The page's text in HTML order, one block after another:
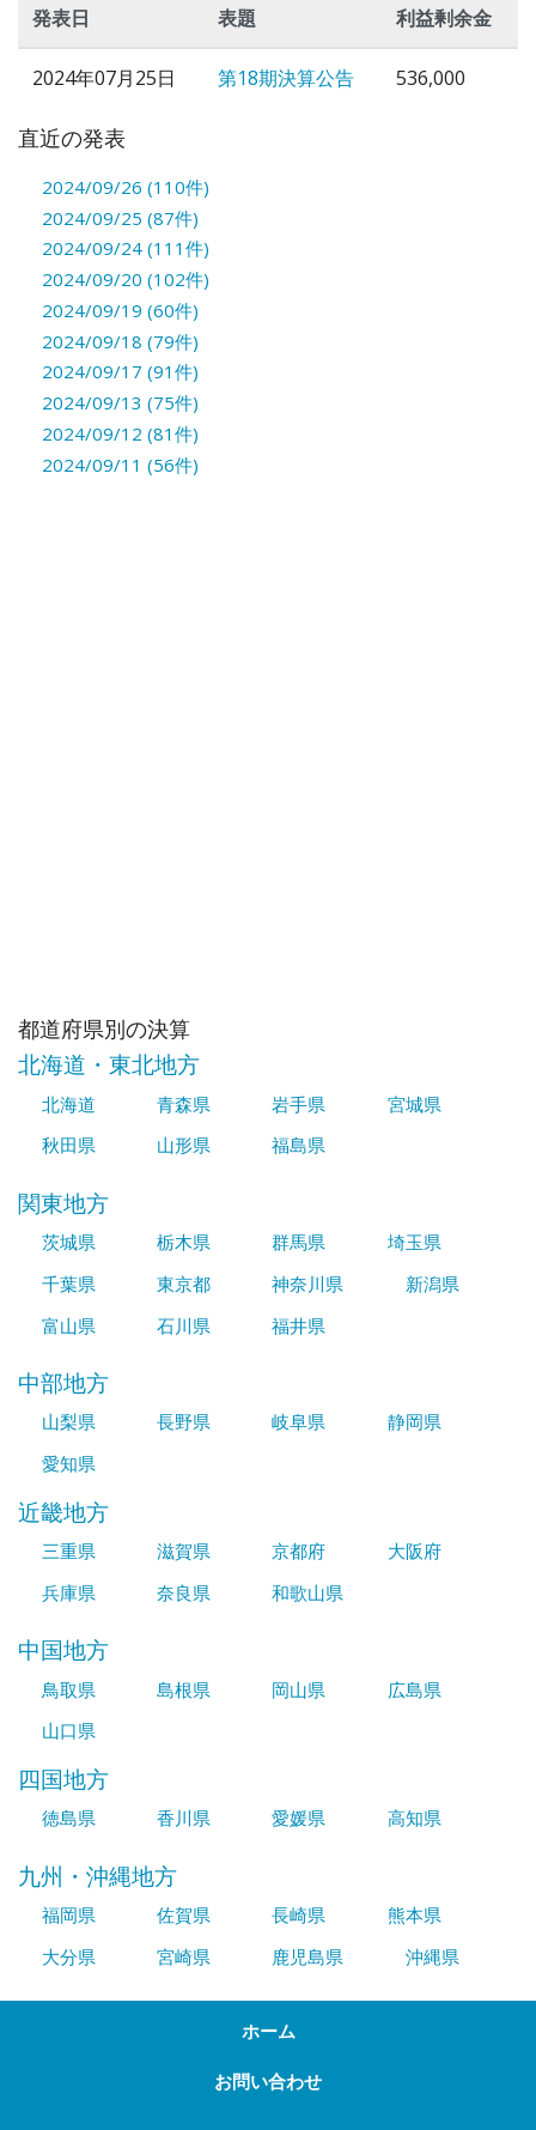
発表日 表題 利益剰余金
2024年07月25日 第18期決算公告 536,000
直近の発表
2024/09/26 (110件)
2024/09/25 (87件)
2024/09/24 (111件)
2024/09/20 (102件)
2024/09/19 (60件)
2024/09/18 (79件)
2024/09/17 (91件)
2024/09/13 (75件)
2024/09/12 (81件)
2024/09/11 (56件)
都道府県別の決算
北海道・東北地方
北海道 青森県 岩手県
宮城県
秋田県
山形県 福島県
関東地方
茨城県 栃木県 群馬県
埼玉県
千葉県
東京都 神奈川県
新潟県
富山県
石川県 福井県
中部地方
山梨県 長野県 岐阜県
静岡県
愛知県
近畿地方
三重県 滋賀県 京都府
大阪府
兵庫県
奈良県 和歌山県
中国地方
鳥取県 島根県 岡山県
広島県
山口県
四国地方
徳島県 香川県 愛媛県 高知県
九州・沖縄地方
福岡県 佐賀県 長崎県
熊本県
大分県
宮崎県 鹿児島県 沖縄県
ホーム
お問い合わせ